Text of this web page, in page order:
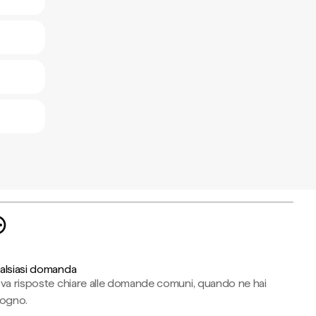
domanda
risposte chiare alle domande comuni, quando ne hai